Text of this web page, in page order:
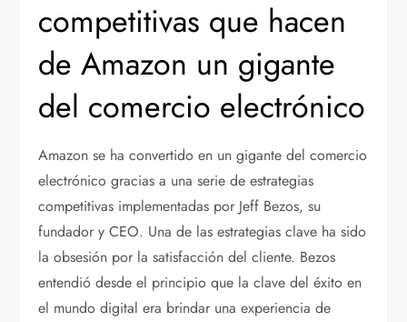
competitivas que hacen
de Amazon un gigante
del comercio electrónico
Amazon se ha convertido en un gigante del comercio
electrónico gracias a una serie de estrategias
competitivas implementadas por Jeff Bezos, su
fundador y CEO. Una de las estrategias clave ha sido
la obsesión por la satisfacción del cliente. Bezos
entendió desde el principio que la clave del éxito en
el mundo digital era brindar una experiencia de